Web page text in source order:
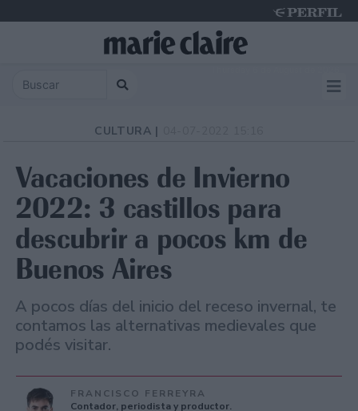
CULTURA |
Vacaciones de Invierno
2022: 3 castillos para
descubrir a pocos km de
Buenos Aires
A pocos días del inicio del receso invernal, te
contamos las alternativas medievales que
podés visitar.
FRANCISCO FERREYRA
Contador, periodista y productor.